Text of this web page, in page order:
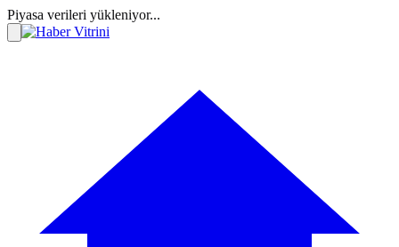
Piyasa verileri yükleniyor...